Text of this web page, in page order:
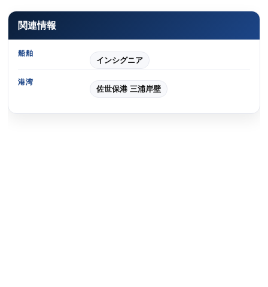
関連情報
船舶
インシグニア
港湾
佐世保港 三浦岸壁